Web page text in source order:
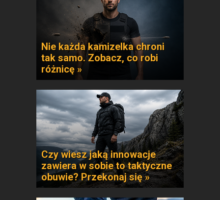
Nie każda kamizelka chroni
tak samo. Zobacz, co robi
różnicę »
Czy wiesz jaką innowacje
zawiera w sobie to taktyczne
obuwie? Przekonaj się »